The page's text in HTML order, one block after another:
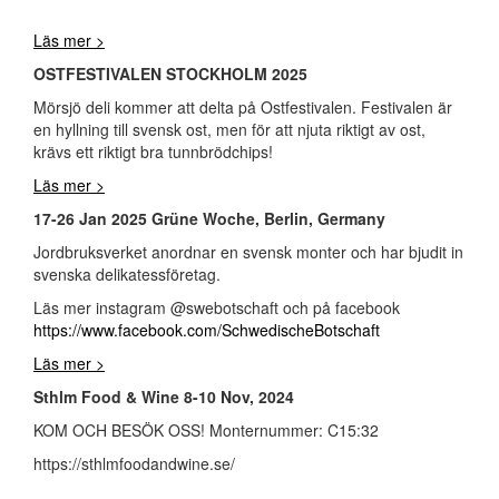
Läs mer >
OSTFESTIVALEN STOCKHOLM 2025
Mörsjö deli kommer att delta på Ostfestivalen. Festivalen är
en hyllning till svensk ost, men för att njuta riktigt av ost,
krävs ett riktigt bra tunnbrödchips!
Läs mer >
17-26 Jan 2025 Grüne Woche, Berlin, Germany
Jordbruksverket anordnar en svensk monter och har bjudit in
svenska delikatessföretag.
Läs mer instagram @swebotschaft och på facebook
https://www.facebook.com/SchwedischeBotschaft
Läs mer >
Sthlm Food & Wine 8-10 Nov, 2024
KOM OCH BESÖK OSS! Monternummer: C15:32
https://sthlmfoodandwine.se/